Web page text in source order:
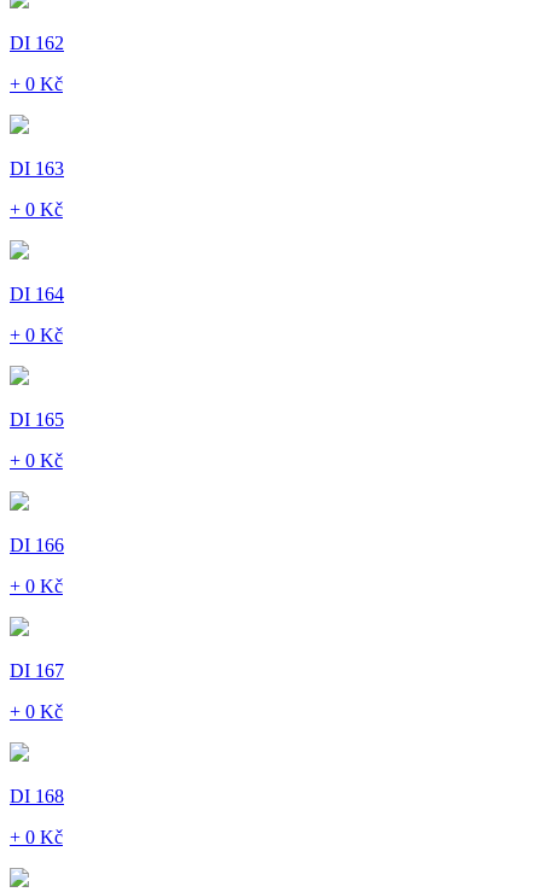
DI 162
+ 0 Kč
DI 163
+ 0 Kč
DI 164
+ 0 Kč
DI 165
+ 0 Kč
DI 166
+ 0 Kč
DI 167
+ 0 Kč
DI 168
+ 0 Kč